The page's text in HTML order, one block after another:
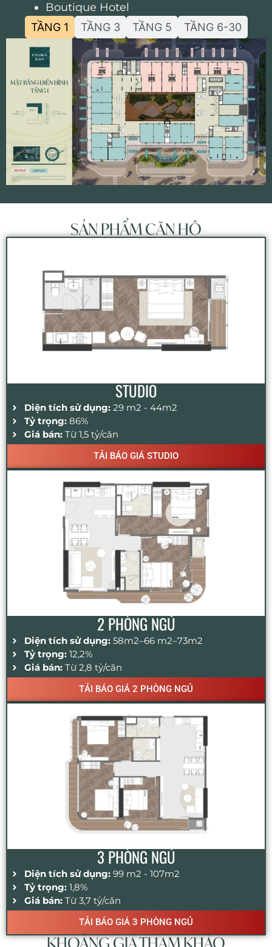
Boutique Hotel
TẦNG 1 TẦNG 3 TẦNG 5 TẦNG 6-30
SẢN PHẨM CĂN HỘ
STUDIO
Diện tích sử dụng:29 m2 - 44m2
Tỷ trọng:86%
Giá bán:Từ 1,5 tỷ/căn
TẢI BÁO GIÁ STUDIO
2 PHÒNG NGỦ
Diện tích sử dụng:58m2–66 m2–73m2
Tỷ trọng:12,2%
Giá bán:Từ 2,8 tỷ/căn
TẢI BÁO GIÁ 2 PHÒNG NGỦ
3 PHÒNG NGỦ
Diện tích sử dụng:99 m2 - 107m2
Tỷ trọng:1,8%
Giá bán:Từ 3,7 tỷ/căn
TẢI BÁO GIÁ 3 PHÒNG NGỦ